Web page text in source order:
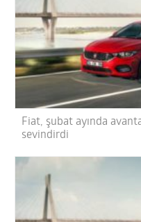
Fiat, şubat ayında
sevindirdi